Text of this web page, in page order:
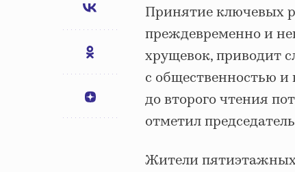
Принятие ключевых
преждевременно и
хрущевок, приводит
с общественностью
до второго чтения
отметил
Жители пятиэтажных